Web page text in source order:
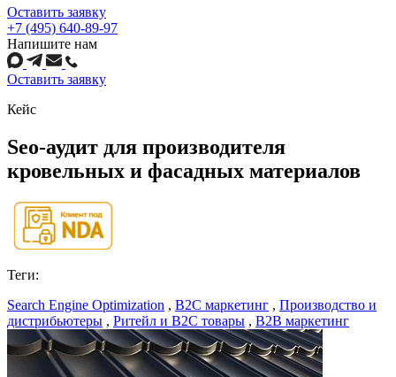
Оставить заявку
+7 (495) 640-89-97
Напишите нам
Оставить заявку
Кейс
Seo-аудит для производителя
кровельных и фасадных материалов
Теги:
Search Engine Optimization , B2C маркетинг , Производство и
дистрибьютеры , Ритейл и B2C товары , B2B маркетинг